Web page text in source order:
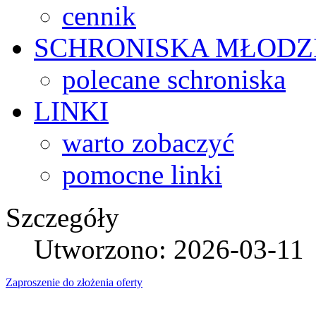
cennik
SCHRONISKA
polecane schroniska
LINKI
warto zobaczyć
pomocne linki
Szczegóły
Utworzono: 2026-03-11
Zaproszenie do złożenia oferty